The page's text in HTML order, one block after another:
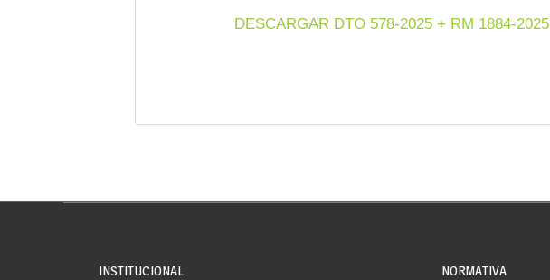
DESCARGAR DTO 578-2025 + RM 1884-2025
INSTITUCIONAL NORMATIVA